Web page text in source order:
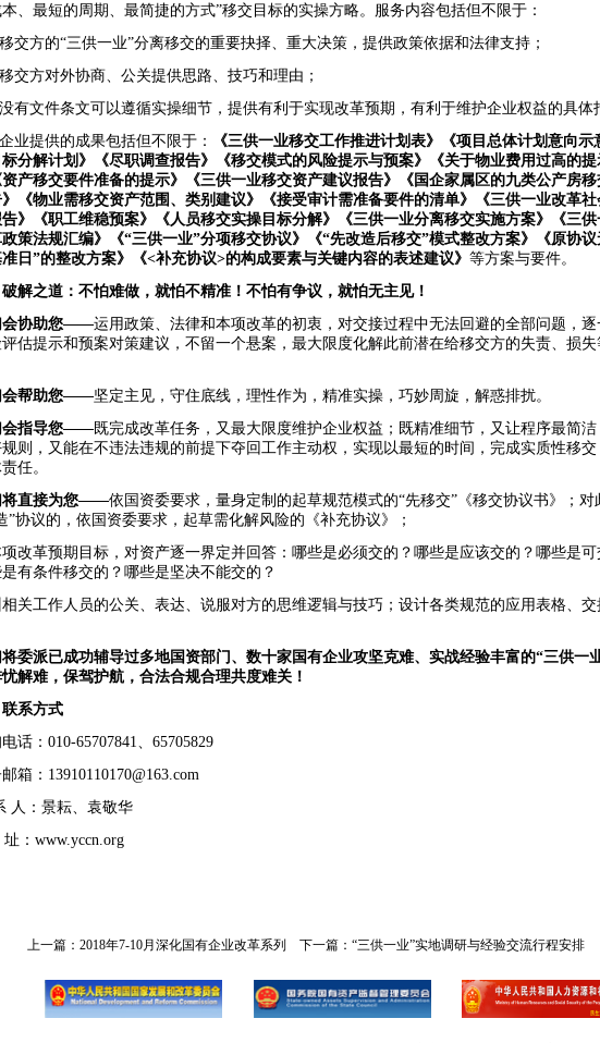
、最短的周期、最简捷的方式”移交目标的实操方略。服务内容包括但不限于：
交方的“三供一业”分离移交的重要抉择、重大决策，提供政策依据和法律支持；
交方对外协商、公关提供思路、技巧和理由；
有文件条文可以遵循实操细节，提供有利于实现改革预期，有利于维护企业权益的具体
业提供的成果包括但不限于：
《三供一业移交工作推进计划表》《项目总体计划意向示
分解计划》《尽职调查报告》《移交模式的风险提示与预案》《关于物业费用过高的
产移交要件准备的提示》《三供一业移交资产建议报告》《国企家属区的九类公产房移
《物业需移交资产范围、类别建议》《接受审计需准备要件的清单》《三供一业改革
告》《职工维稳预案》《人员移交实操目标分解》《三供一业分离移交实施方案》《三
策法规汇编》《“三供一业”分项移交协议》《“先改造后移交”模式整改方案》《原协
日 ”的整改方案》《<补充协议>的构成要素与关键内容的表述建议》 等方案与要件。
解之道：不怕难做，就怕不精准！不怕有争议，就怕无主见！
协助您——运用政策、法律和本项改革的初衷，对交接过程中无法回避的全部问题，逐
估提示和预案对策建议，不留一个悬案，最大限度化解此前潜在给移交方的失责、损
帮助您——坚定主见，守住底线，理性作为，精准实操，巧妙周旋，解惑排扰。
指导您——既完成改革任务，又最大限度维护企业权益；既精准细节，又让程序最简洁
则，又能在不违法违规的前提下夺回工作主动权，实现以最短的时间，完成实质性移
任。
直接为您——依国资委要求，量身定制的起草规范模式的“先移交” 《移交协议书》；对
”协议的，依国资委要求，起草需化解风险的《补充协议》；
改革预期目标，对资产逐一界定并回答：哪些是必须交的？哪些是应该交的？哪些是
有条件移交的？哪些是坚决不能交的？
关工作人员的公关、表达、说服对方的思维逻辑与技巧；设计各类规范的应用表格、
委派已成功辅导过多地国资部门、数十家国有企业攻坚克难、实战经验丰富的“三供一
解难，保驾护航，合法合规合理共度难关！
联系方式
电话：010-65707841、65705829
箱： 13910110170@163.com
人：景耘、袁敬华
址：www.yccn.org
上一篇： 2018年7-10月深化国有企业改革系列 下一篇： “三供一业”实地调研与经验交流行程安排